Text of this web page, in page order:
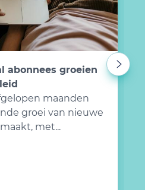
abonnees groeien
maanden
groei van nieuwe
met...